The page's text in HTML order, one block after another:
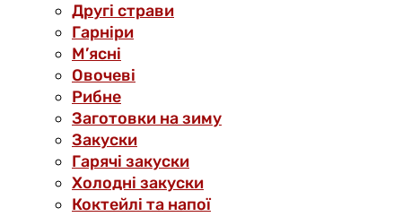
Другі страви
Гарніри
М’ясні
Овочеві
Рибне
Заготовки на зиму
Закуски
Гарячі закуски
Холодні закуски
Коктейлі та напої